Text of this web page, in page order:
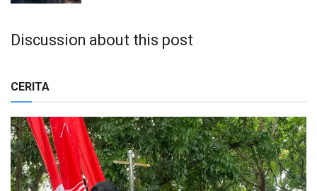
Discussion about this post
CERITA